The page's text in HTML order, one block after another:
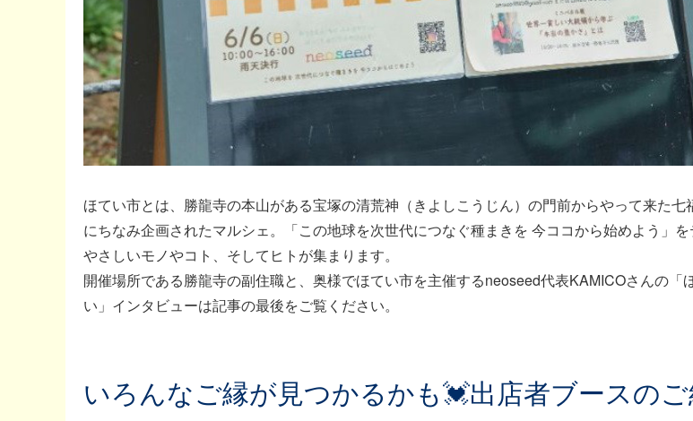
ほてい市とは、勝龍寺の本山がある宝塚の清荒神（きよしこうじん）の門前からやって来た七
にちなみ企画されたマルシェ。「この地球を次世代につなぐ種まきを 今ココから始めよう」
やさしいモノやコト、そしてヒトが集まります。
開催場所である勝龍寺の副住職と、奥様でほてい市を主催するneoseed代表KAMICOさんの「
い」インタビューは記事の最後をご覧ください。
いろんなご縁が見つかるかも💓出店者ブースのご